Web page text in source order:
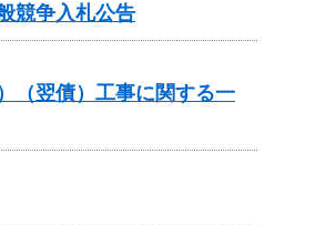
競争入札公告
（翌債）工事に関する一